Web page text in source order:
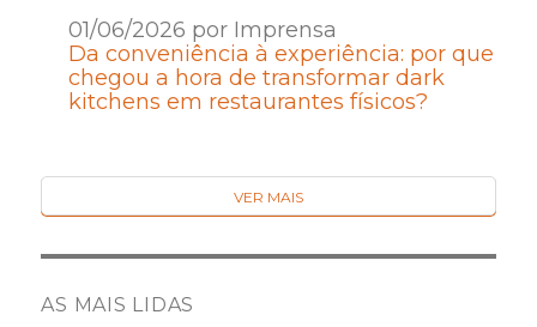
01/06/2026 por Imprensa
Da conveniência à experiência: por que
chegou a hora de transformar dark
kitchens em restaurantes físicos?
VER MAIS
AS MAIS LIDAS